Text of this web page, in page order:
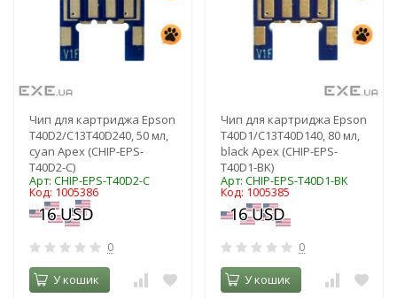
Чип для картриджа Epson
T40D2/C13T40D240, 50 мл,
cyan Apex (CHIP-EPS-
T40D2-C)
Арт: CHIP-EPS-T40D2-C
Код: 1005386
0
У кошик
Чип для картриджа Epson
T40D1/C13T40D140, 80 мл,
black Apex (CHIP-EPS-
T40D1-BK)
Арт: CHIP-EPS-T40D1-BK
Код: 1005385
0
У кошик